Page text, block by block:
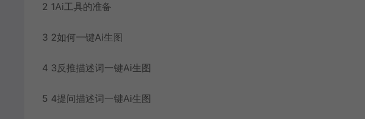
2 1Ai工具的准备
3 2如何一键Ai生图
4 3反推描述词一键Ai生图
5 4提问描述词一键Ai生图